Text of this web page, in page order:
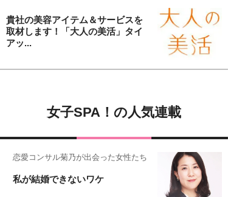
貴社の美容アイテム＆サービスを
取材します！「大人の美活」タイ
アッ...
女子SPA！の人気連載
恋愛コンサル菊乃が出会った女性たち
私が結婚できないワケ